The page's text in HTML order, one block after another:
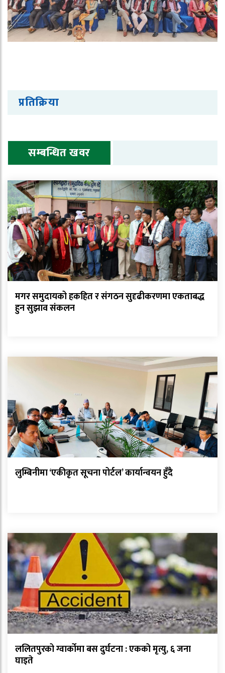
प्रतिक्रिया
सम्बन्धित खवर
मगर समुदायको हकहित र संगठन सुदृढीकरणमा एकताबद्ध
हुन सुझाव संकलन
लुम्बिनीमा ‘एकीकृत सूचना पोर्टल’ कार्यान्वयन हुँदै
ललितपुरको ग्वार्कोमा बस दुर्घटना : एकको मृत्यु, ६ जना
घाइते